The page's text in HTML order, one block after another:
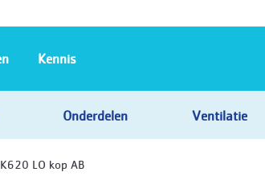
Onderdelen Ventilatie
Kennis
LO kop AB